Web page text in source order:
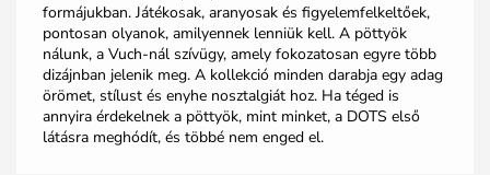
formájukban. Játékosak, aranyosak és figyelemfelkeltőek,
pontosan olyanok, amilyennek lenniük kell. A pöttyök
nálunk, a Vuch-nál szívügy, amely fokozatosan egyre több
dizájnban jelenik meg. A kollekció minden darabja egy adag
örömet, stílust és enyhe nosztalgiát hoz. Ha téged is
annyira érdekelnek a pöttyök, mint minket, a DOTS első
látásra meghódít, és többé nem enged el.